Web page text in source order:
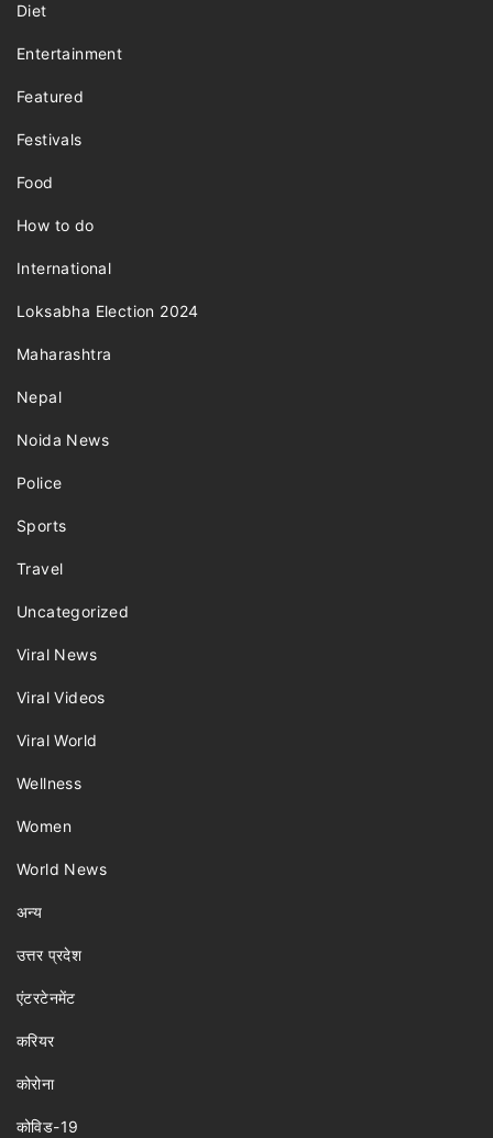
Diet
Entertainment
Featured
Festivals
Food
How to do
International
Loksabha Election 2024
Maharashtra
Nepal
Noida News
Police
Sports
Travel
Uncategorized
Viral News
Viral Videos
Viral World
Wellness
Women
World News
अन्य
उत्तर प्रदेश
एंटरटेनमेंट
करियर
कोरोना
कोविड-19